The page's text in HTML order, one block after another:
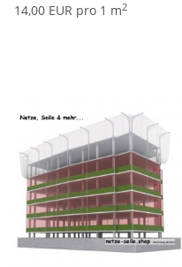
14,00 EUR pro 1 m2